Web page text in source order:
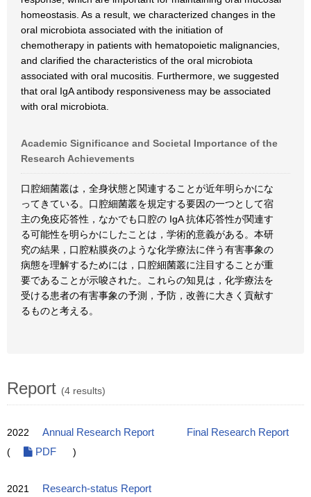
homeostasis. As a result, we characterized changes in the
oral microbiota associated with the initiation of
chemotherapy in patients with hematopoietic malignancies,
and clarified the characteristics of the oral microbiota
associated with oral mucositis. Furthermore, we suggested
that oral IgA antibody responsiveness may be associated
with oral microbiota.
Academic Significance and Societal Importance of the
Research Achievements
口腔細菌叢は，全身状態と関連することが近年明らかにな
ってきている。口腔細菌叢を規定する要因の一つとして宿
主の免疫応答性，なかでも口腔の IgA 抗体応答性が関連す
る可能性を明らかにしたことは，学術的意義がある。本研
究の結果，口腔粘膜炎のような化学療法に伴う有害事象の
病態を理解するためには，口腔細菌叢に注目することが重
要であることが示唆された。これらの知見は，化学療法を
受ける患者の有害事象の予測，予防，改善に大きく貢献す
るものと考える。
Report (4 results)
2022 Annual Research Report
Final Research Report
(
PDF )
2021 Research-status Report